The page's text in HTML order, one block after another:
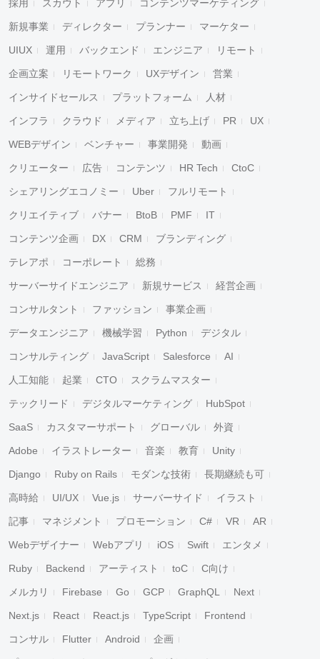
採用 スカウト アプリ コンテンツマーケティング
新規事業 ディレクター プランナー マーケター
UIUX 運用 バックエンド エンジニア リモート
企画立案 リモートワーク UXデザイン 営業
インサイドセールス プラットフォーム 人材
インフラ クラウド メディア 立ち上げ PR UX
WEBデザイン ベンチャー 事業開発 動画
クリエーター 広告 コンテンツ HR Tech CtoC
シェアリングエコノミー Uber フルリモート
クリエイティブ バナー BtoB PMF IT
コンテンツ企画 DX CRM ブランディング
テレアポ コーポレート 総務
サーバーサイドエンジニア 新規サービス 経営企画
コンサルタント ファッション 事業企画
データエンジニア 機械学習 Python デジタル
コンサルティング JavaScript Salesforce AI
人工知能 起業 CTO スクラムマスター
テックリード デジタルマーケティング HubSpot
SaaS カスタマーサポート グローバル 外資
Adobe イラストレーター 音楽 教育 Unity
Django Ruby on Rails モダンな技術 長期継続も可
高時給 UI/UX Vue.js サーバーサイド イラスト
記事 マネジメント プロモーション C# VR AR
Webデザイナー Webアプリ iOS Swift エンタメ
Ruby Backend アーティスト toC C向け
メルカリ Firebase Go GCP GraphQL Next
Next.js React React.js TypeScript Frontend
コンサル Flutter Android 企画